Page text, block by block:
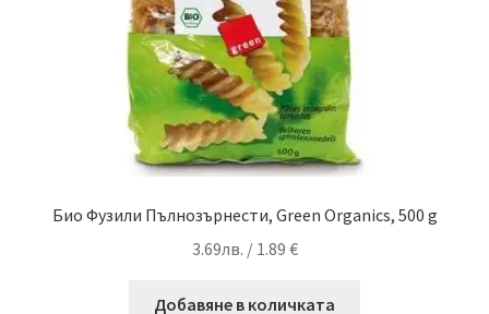
Био Фузили Пълнозърнести, Green Organics, 500 g
3.69лв. / 1.89 €
Добавяне в количката